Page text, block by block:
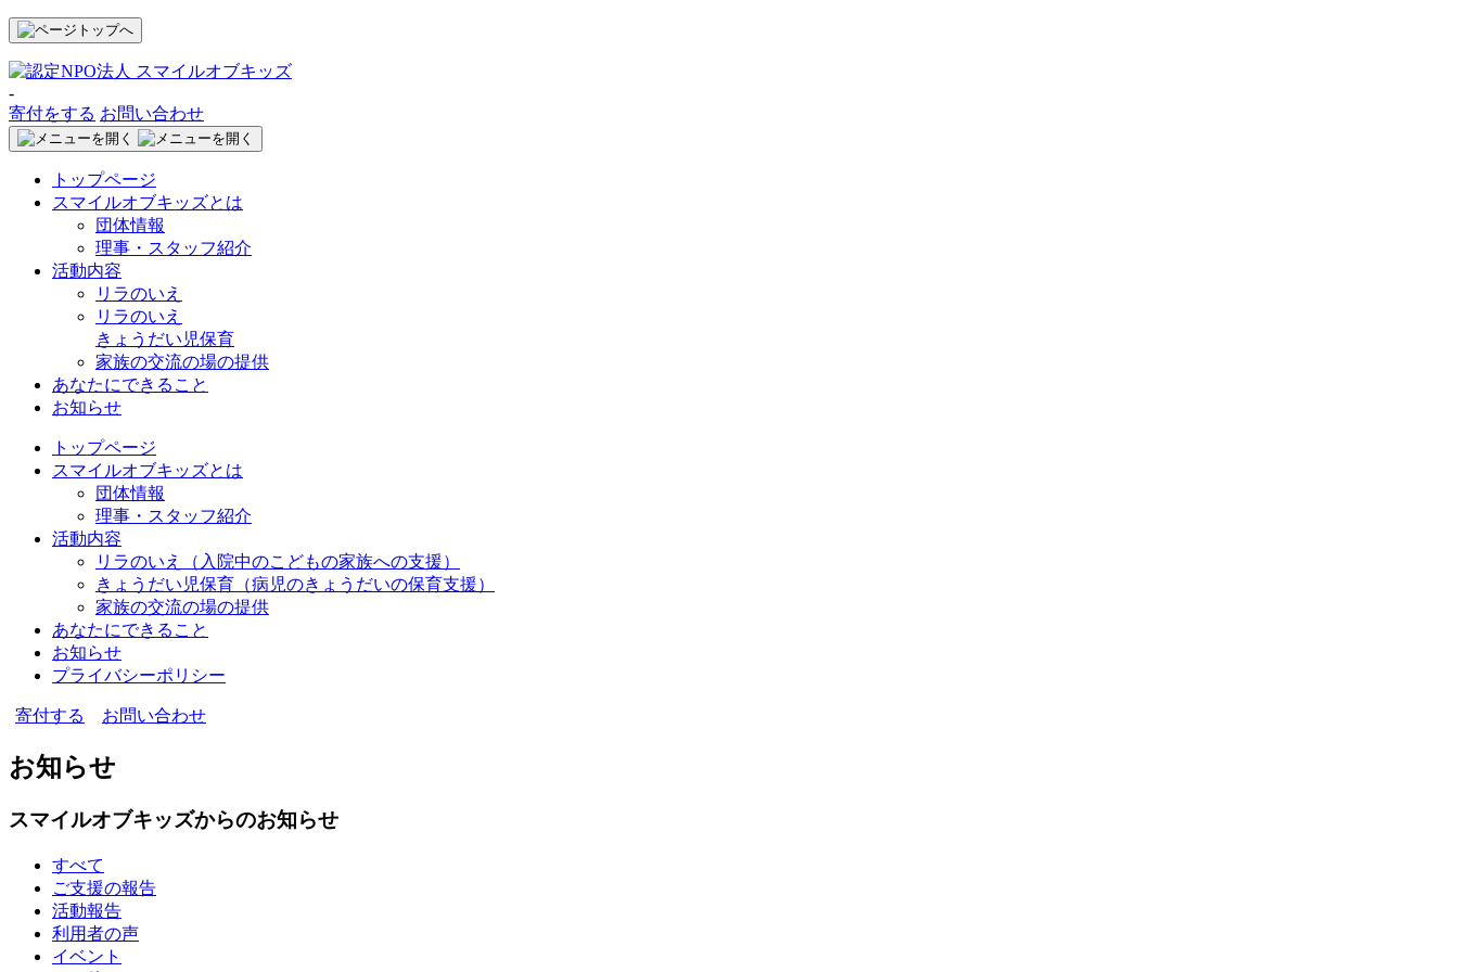
-
寄付をする お問い合わせ
トップページ
スマイルオブキッズとは
団体情報
理事・スタッフ紹介
活動内容
リラのいえ
リラのいえ
きょうだい児保育
家族の交流の場の提供
あなたにできること
お知らせ
トップページ
スマイルオブキッズとは
団体情報
理事・スタッフ紹介
活動内容
リラのいえ
（入院中のこどもの家族への支援）
きょうだい児保育 （病児のきょうだいの保育支援）
家族の交流の場の提供
あなたにできること
お知らせ
プライバシーポリシー
寄付する お問い合わせ
お知らせ
スマイルオブキッズからのお知らせ
すべて
ご支援の報告
活動報告
利用者の声
イベント